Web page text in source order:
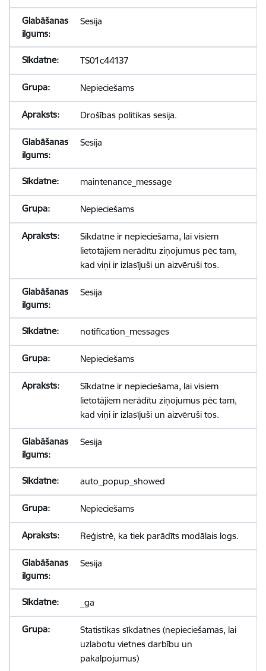
Sesija
TS01c44137
Nepieciešams
Drošības politikas sesija.
Sesija
maintenance_message
Nepieciešams
Sīkdatne ir nepieciešama, lai visiem
lietotājiem nerādītu ziņojumus pēc tam,
kad viņi ir izlasījuši un aizvēruši tos.
Sesija
notification_messages
Nepieciešams
Sīkdatne ir nepieciešama, lai visiem
lietotājiem nerādītu ziņojumus pēc tam,
kad viņi ir izlasījuši un aizvēruši tos.
Sesija
auto_popup_showed
Nepieciešams
Reģistrē, ka tiek parādīts modālais logs.
Sesija
_ga
Statistikas sīkdatnes (nepieciešamas, lai
uzlabotu vietnes darbību un
pakalpojumus)